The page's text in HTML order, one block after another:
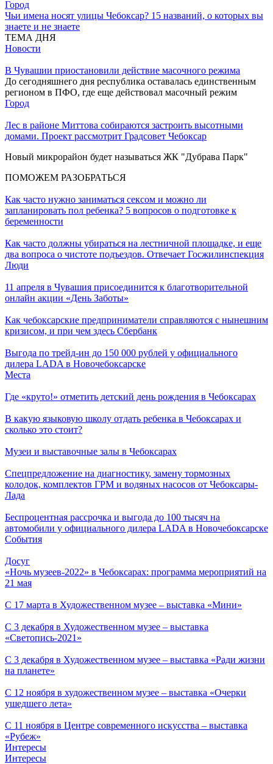
Город
Чьи имена носят улицы Чебоксар? 15 названий, о которых вы
знаете и не знаете
ТЕМА ДНЯ
Новости
В Чувашии приостановили действие масочного режима
До сегодняшнего дня республика оставалась единственным
регионом в ПФО, где еще действовал масочный режим
Город
Лес в районе Миттова собираются застроить высотными
домами. Проект рассмотрит Градсовет Чебоксар
Новый микрорайон будет называться ЖК "Дубрава Парк"
ПОМОЖЕМ РАЗОБРАТЬСЯ
Как часто нужно заниматься сексом и можно ли
запланировать пол ребенка? 5 вопросов о подготовке к
беременности
Как часто должны убираться на лестничной площадке, и еще
два вопроса о чистоте подъездов. Отвечает Госжилинспекция
Люди
11 апреля в Чувашия присоединится к благотворительной
онлайн акции «День Заботы»
Как чебоксарские предприниматели справляются с нынешним
кризисом, и при чем здесь Сбербанк
Выгода по трейд-ин до 150 000 рублей у официального
дилера LADA в Новочебоксарске
Места
Где «круто!» отметить детский день рождения в Чебоксарах
В какую языковую школу отдать ребенка в Чебоксарах и
сколько это стоит?
Музеи и выставочные залы в Чебоксарах
Спецпредложение на диагностику, замену тормозных
колодок, комплектов ГРМ и водяных насосов от Чебоксары-
Лада
Беспроцентная рассрочка и выгода до 100 тысяч на
автомобили у официального дилера LADA в Новочебоксарске
События
Досуг
«Ночь музеев-2022» в Чебоксарах: программа мероприятий на
21 мая
С 17 марта в Художественном музее – выставка «Мини»
С 3 декабря в Художественном музее – выставка
«Светопись-2021»
С 3 декабря в Художественном музее – выставка «Ради жизни
на планете»
С 12 ноября в художественном музее – выставка «Очерки
ушедшего лета»
С 11 ноября в Центре современного искусства – выставка
«Рубеж»
Интересы
Интересы